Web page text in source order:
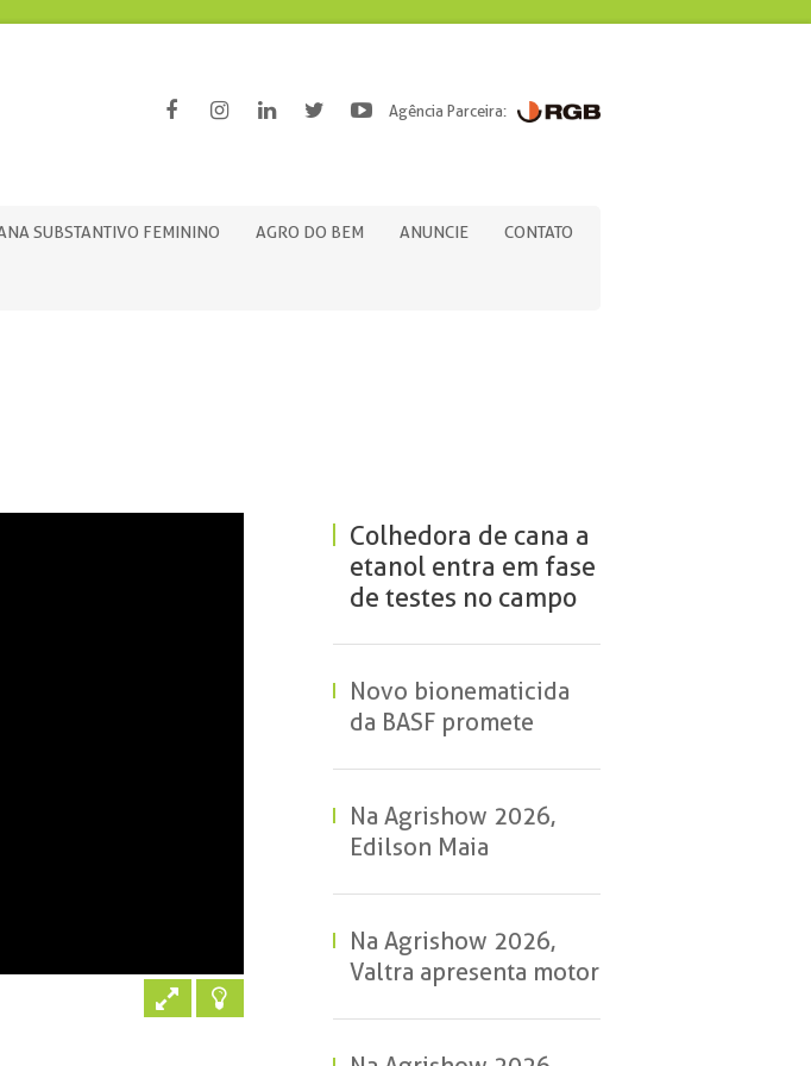
Agência Parceira:
SUBSTANTIVO FEMININO AGRO DO BEM ANUNCIE CONTATO
Colhedora de cana a
etanol entra em fase
de testes no campo
Novo bionematicida
da BASF promete
Na Agrishow 2026,
Edilson Maia
Artioli
Na Agrishow 2026,
Valtra apresenta motor